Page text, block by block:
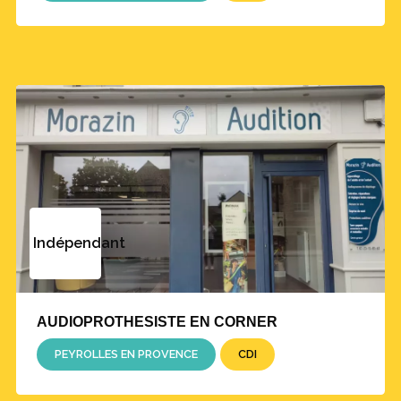
Indépendant
AUDIOPROTHESISTE EN CORNER
PEYROLLES EN PROVENCE CDI